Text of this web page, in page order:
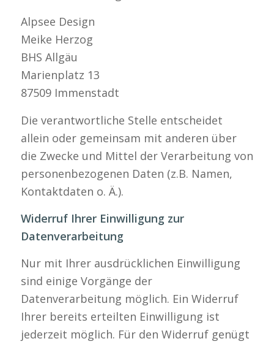
Alpsee Design
Meike Herzog
BHS Allgäu
Marienplatz 13
87509 Immenstadt
Die verantwortliche Stelle entscheidet
allein oder gemeinsam mit anderen über
die Zwecke und Mittel der Verarbeitung von
personenbezogenen Daten (z.B. Namen,
Kontaktdaten o. Ä.).
Widerruf Ihrer Einwilligung zur
Datenverarbeitung
Nur mit Ihrer ausdrücklichen Einwilligung
sind einige Vorgänge der
Datenverarbeitung möglich. Ein Widerruf
Ihrer bereits erteilten Einwilligung ist
jederzeit möglich. Für den Widerruf genügt